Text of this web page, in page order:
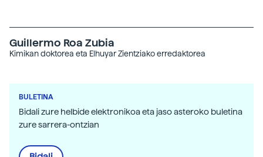
Guillermo Roa Zubia
Kimikan doktorea eta Elhuyar Zientziako erredaktorea
BULETINA
Bidali zure helbide elektronikoa eta jaso asteroko buletina
zure sarrera-ontzian